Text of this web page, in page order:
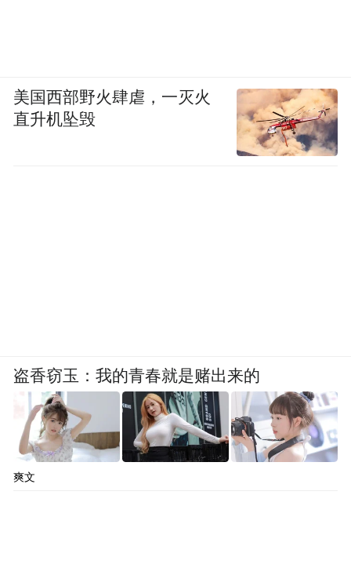
美国西部野火肆虐，一灭火
直升机坠毁
盗香窃玉：我的青春就是赌出来的
爽文